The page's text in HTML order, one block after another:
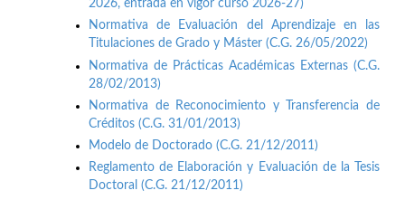
2026, entrada en vigor curso 2026-27)
Normativa de Evaluación del Aprendizaje en las
Titulaciones de Grado y Máster (C.G. 26/05/2022)
Normativa de Prácticas Académicas Externas (C.G.
28/02/2013)
Normativa de Reconocimiento y Transferencia de
Créditos (C.G. 31/01/2013)
Modelo de Doctorado (C.G. 21/12/2011)
Reglamento de Elaboración y Evaluación de la Tesis
Doctoral (C.G. 21/12/2011)